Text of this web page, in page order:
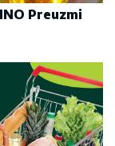
Preuzmi